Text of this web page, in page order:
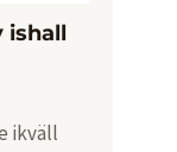
ishall
ikväll